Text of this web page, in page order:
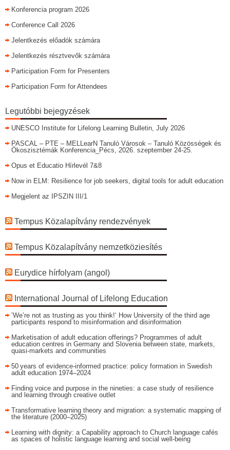
Konferencia program 2026
Conference Call 2026
Jelentkezés előadók számára
Jelentkezés résztvevők számára
Participation Form for Presenters
Participation Form for Attendees
Legutóbbi bejegyzések
UNESCO Institute for Lifelong Learning Bulletin, July 2026
PASCAL – PTE – MELLearN Tanuló Városok – Tanuló Közösségek és
Ökoszisztémák Konferencia_Pécs, 2026. szeptember 24-25.
Opus et Educatio Hírlevél 7&8
Now in ELM: Resilience for job seekers, digital tools for adult education
Megjelent az IPSZIN III/1
Tempus Közalapítvány rendezvények
Tempus Közalapítvány nemzetköziesítés
Eurydice hírfolyam (angol)
International Journal of Lifelong Education
’We’re not as trusting as you think!‘ How University of the third age
participants respond to misinformation and disinformation
Marketisation of adult education offerings? Programmes of adult
education centres in Germany and Slovenia between state, markets,
quasi-markets and communities
50 years of evidence‑informed practice: policy formation in Swedish
adult education 1974–2024
Finding voice and purpose in the nineties: a case study of resilience
and learning through creative outlet
Transformative learning theory and migration: a systematic mapping of
the literature (2000–2025)
Learning with dignity: a Capability approach to Church language cafés
as spaces of holistic language learning and social well-being